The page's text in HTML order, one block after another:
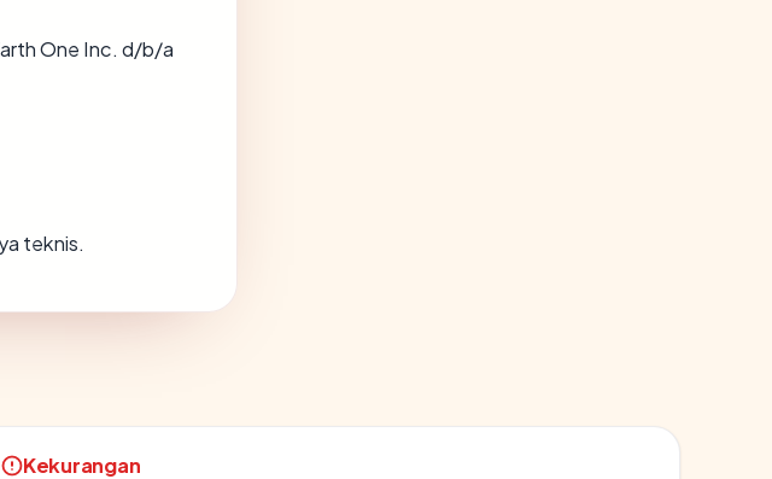
One Inc. d/b/a
teknis.
Kekurangan